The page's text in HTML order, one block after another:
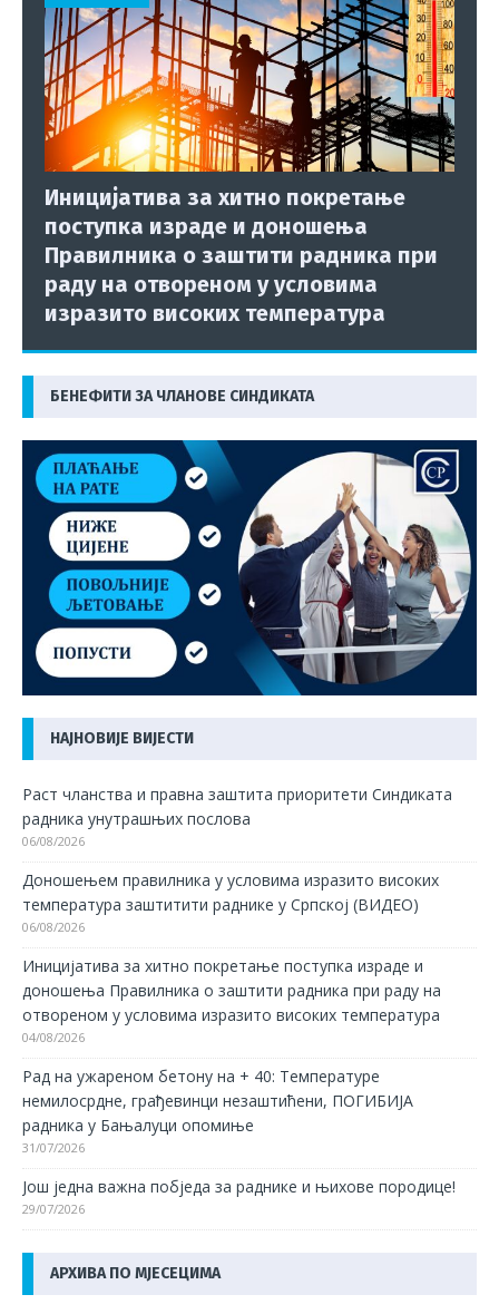
Иницијатива за хитно покретање
поступка израде и доношења
Правилника о заштити радника при
раду на отвореном у условима
изразито високих температура
БЕНЕФИТИ ЗА ЧЛАНОВЕ СИНДИКАТА
НАЈНОВИЈЕ ВИЈЕСТИ
Раст чланства и правна заштита приоритети Синдиката
радника унутрашњих послова
06/08/2026
Доношењем правилника у условима изразито високих
температура заштитити раднике у Српској (ВИДЕО)
06/08/2026
Иницијатива за хитно покретање поступка израде и
доношења Правилника о заштити радника при раду на
отвореном у условима изразито високих температура
04/08/2026
Рад на ужареном бетону на + 40: Температуре
немилосрдне, грађевинци незаштићени, ПОГИБИЈА
радника у Бањалуци опомиње
31/07/2026
Још једна важна побједа за раднике и њихове породице!
29/07/2026
АРХИВА ПО МЈЕСЕЦИМА